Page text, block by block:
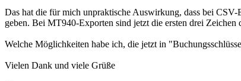
Das hat die für mich unpraktische Auswirkung, dass bei
geben. Bei MT940-Exporten sind jetzt die ersten drei
Welche Möglichkeiten habe ich, die jetzt in
Vielen Dank und viele Grüße